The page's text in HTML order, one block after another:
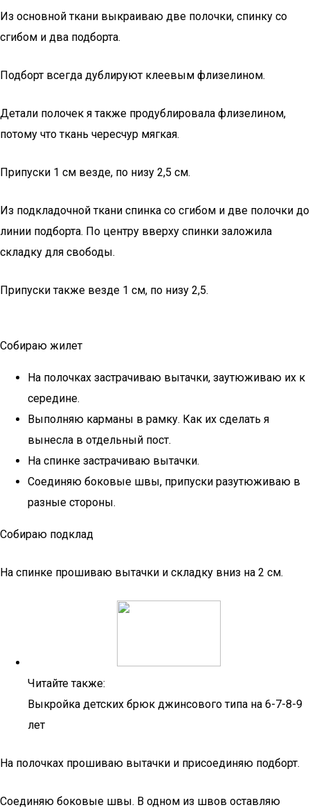
Из основной ткани выкраиваю две полочки, спинку со
сгибом и два подборта.
Подборт всегда дублируют клеевым флизелином.
Детали полочек я также продублировала флизелином,
потому что ткань чересчур мягкая.
Припуски 1 см везде, по низу 2,5 см.
Из подкладочной ткани спинка со сгибом и две полочки до
линии подборта. По центру вверху спинки заложила
складку для свободы.
Припуски также везде 1 см, по низу 2,5.
Собираю жилет
На полочках застрачиваю вытачки, заутюживаю их к
середине.
Выполняю карманы в рамку. Как их сделать я
вынесла в отдельный пост.
На спинке застрачиваю вытачки.
Соединяю боковые швы, припуски разутюживаю в
разные стороны.
Собираю подклад
На спинке прошиваю вытачки и складку вниз на 2 см.
Читайте также:
Выкройка детских брюк джинсового типа на 6-7-8-9
лет
На полочках прошиваю вытачки и присоединяю подборт.
Соединяю боковые швы. В одном из швов оставляю